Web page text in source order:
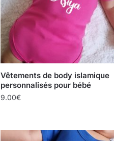
Vêtements de body islamique
personnalisés pour bébé
9.00€